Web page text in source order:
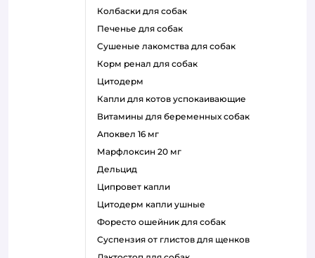
колбаски для собак
печенье для собак
сушеные лакомства для собак
корм ренал для собак
цитодерм
капли для котов успокаивающие
витамины для беременных собак
апоквел 16 мг
марфлоксин 20 мг
дельцид
ципровет капли
цитодерм капли ушные
форесто ошейник для собак
суспензия от глистов для щенков